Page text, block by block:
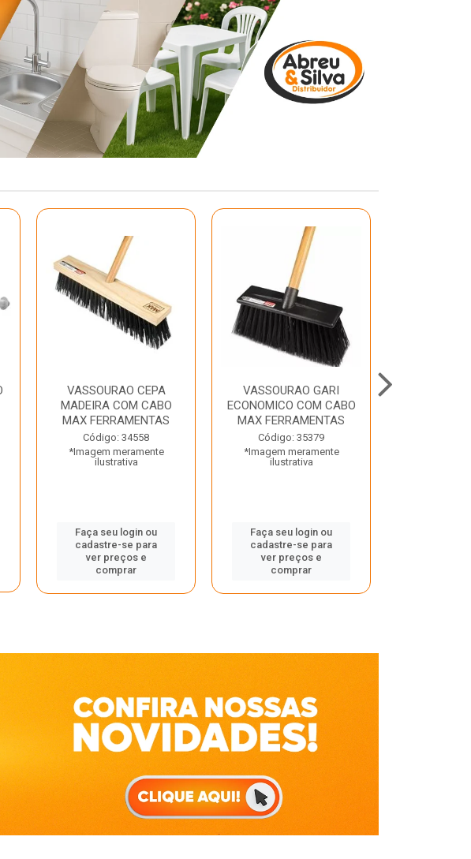
VASSOURAO CEPA
MADEIRA COM CABO
MAX FERRAMENTAS
Código: 34558
*Imagem meramente
ilustrativa
Faça seu login ou
cadastre-se para
ver preços e
comprar
VASSOURAO GARI
ECONOMICO COM CABO
MAX FERRAMENTAS
Código: 35379
*Imagem meramente
ilustrativa
Faça seu login ou
cadastre-se para
ver preços e
comprar